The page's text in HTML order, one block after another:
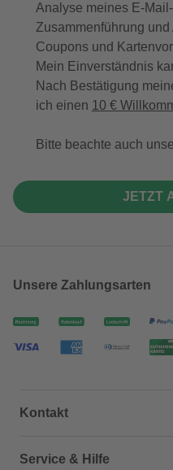
Analyse meines E-
Zusammenführung
Coupons und
Mein Einverständnis
Nach Bestätigung
ich einen 10 €
Bitte beachte auch
JETZT
Unsere Zahlungsarten
Kontakt
Dein Kontakt zu uns
Service & Hilfe